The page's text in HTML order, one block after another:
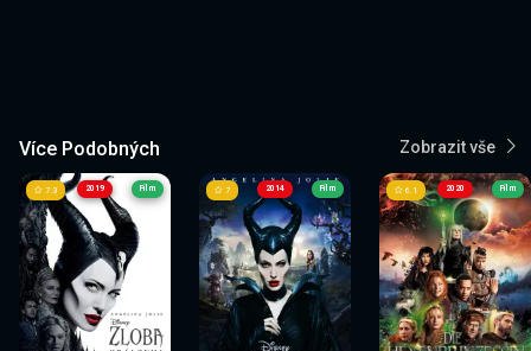
Více Podobných Zobrazit vše
2019
7.3 Film 2014
7 Film 2020
6.1 Film